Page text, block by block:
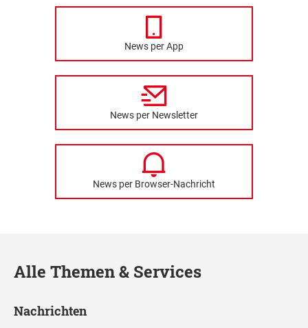
News per App
News per Newsletter
News per Browser-Nachricht
Alle Themen & Services
Nachrichten